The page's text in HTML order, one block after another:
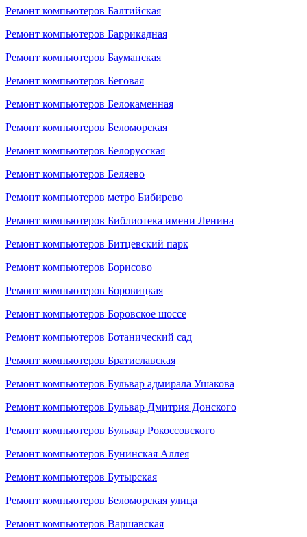
Ремонт компьютеров Балтийская
Ремонт компьютеров Баррикадная
Ремонт компьютеров Бауманская
Ремонт компьютеров Беговая
Ремонт компьютеров Белокаменная
Ремонт компьютеров Беломорская
Ремонт компьютеров Белорусская
Ремонт компьютеров Беляево
Ремонт компьютеров метро Бибирево
Ремонт компьютеров Библиотека имени Ленина
Ремонт компьютеров Битцевский парк
Ремонт компьютеров Борисово
Ремонт компьютеров Боровицкая
Ремонт компьютеров Боровское шоссе
Ремонт компьютеров Ботанический сад
Ремонт компьютеров Братиславская
Ремонт компьютеров Бульвар адмирала Ушакова
Ремонт компьютеров Бульвар Дмитрия Донского
Ремонт компьютеров Бульвар Рокоссовского
Ремонт компьютеров Бунинская Аллея
Ремонт компьютеров Бутырская
Ремонт компьютеров Беломорская улица
Ремонт компьютеров Варшавская